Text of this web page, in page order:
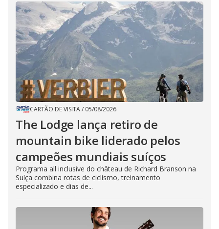
CARTÃO DE VISITA/ 05/08/2026
The Lodge lança retiro de
mountain bike liderado pelos
campeões mundiais suíços
Programa all inclusive do château de Richard Branson na
Suíça combina rotas de ciclismo, treinamento
especializado e dias de...